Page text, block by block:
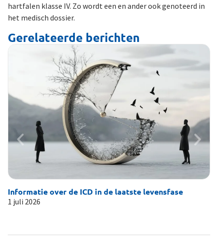
hartfalen klasse IV. Zo wordt een en ander ook genoteerd in
het medisch dossier.
Gerelateerde berichten
Informatie over de ICD in de laatste levensfase
1 juli 2026